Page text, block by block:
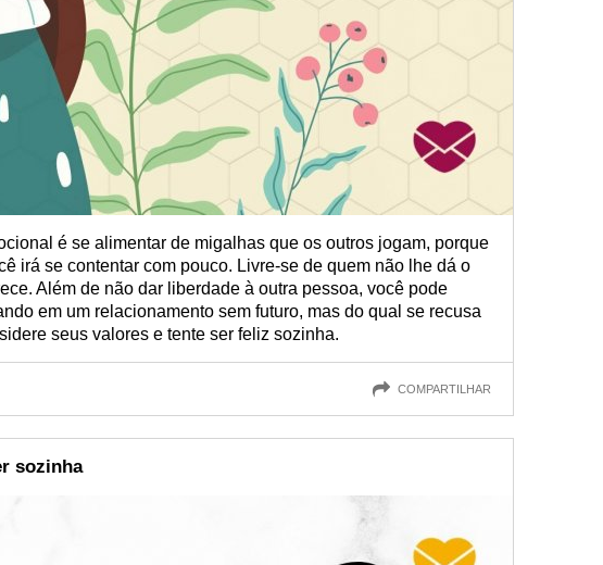
é se alimentar de migalhas que os outros jogam, porque
irá se contentar com pouco. Livre-se de quem não lhe dá o
Além de não dar liberdade à outra pessoa, você pode
em um relacionamento sem futuro, mas do qual se recusa
seus valores e tente ser feliz sozinha.
COMPARTILHAR
sozinha